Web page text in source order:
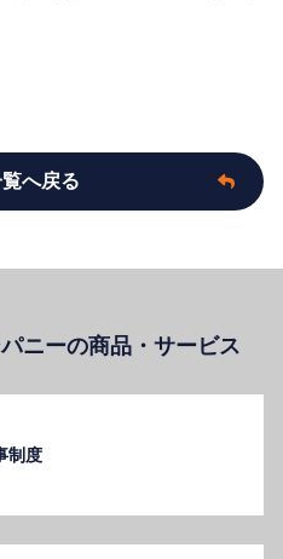
へ戻る
ニーの商品・サービス
制度